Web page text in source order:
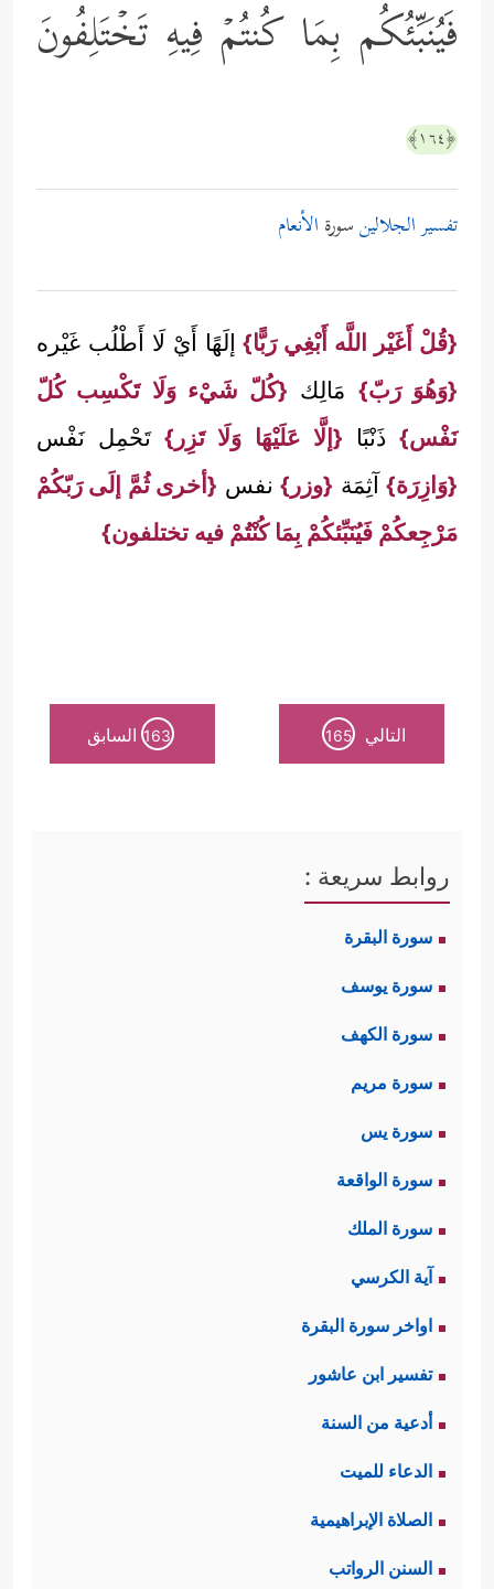
فَیُنَبِّئُكُم بِمَا كُنتُمۡ فِیهِ تَخۡتَلِفُونَ
﴿١٦٤﴾
تفسير الجلالينسورة الأنعام
{قُلْ أَغَيْر اللَّه أَبْغِي رَبًّا}إلَهًا أَيْ لَا أَطْلُب غَيْره
{وَهُوَ رَبّ} مَالِك {كُلّ شَيْء وَلَا تَكْسِب كُلّ
نَفْس}ذَنْبًا {إلَّا عَلَيْهَا وَلَا تَزِر}تَحْمِل نَفْس
{وَازِرَة}آثِمَة {وزر}نفس {أخرى ثُمَّ إلَى رَبّكُمْ
مَرْجِعكُمْ فَيُنَبِّئكُمْ بِمَا كُنْتُمْ فيه تختلفون}
التالي 165
163 السابق
روابط سريعة :
سورة البقرة
سورة يوسف
سورة الكهف
سورة مريم
سورة يس
سورة الواقعة
سورة الملك
آية الكرسي
اواخر سورة البقرة
تفسير ابن عاشور
أدعية من السنة
الدعاء للميت
الصلاة الإبراهيمية
السنن الرواتب